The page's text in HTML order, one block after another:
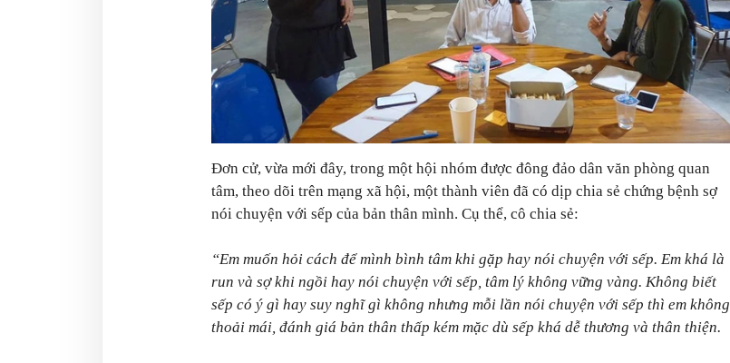
Đơn cử, vừa mới đây, trong một hội nhóm được đông đảo dân văn phòng quan
tâm, theo dõi trên mạng xã hội, một thành viên đã có dịp chia sẻ chứng bệnh sợ
nói chuyện với sếp của bản thân mình. Cụ thể, cô chia sẻ:
“Em muốn hỏi cách để mình bình tâm khi gặp hay nói chuyện với sếp. Em khá là
run và sợ khi ngồi hay nói chuyện với sếp, tâm lý không vững vàng. Không biết
sếp có ý gì hay suy nghĩ gì không nhưng mỗi lần nói chuyện với sếp thì em không
thoải mái, đánh giá bản thân thấp kém mặc dù sếp khá dễ thương và thân thiện.